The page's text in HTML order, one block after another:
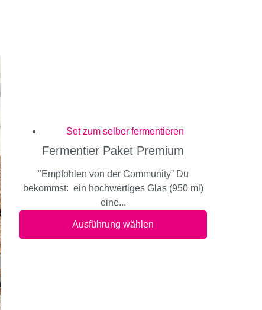
Set zum selber fermentieren
Fermentier Paket Premium
"Empfohlen von der Community” Du
bekommst: ein hochwertiges Glas (950 ml)
eine...
Ausführung wählen